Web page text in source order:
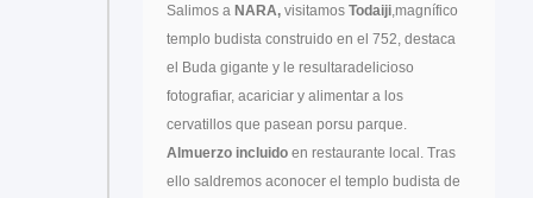
Salimos a NARA, visitamos Todaiji,magnífico
templo budista construido en el 752, destaca
el Buda gigante y le resultaradelicioso
fotografiar, acariciar y alimentar a los
cervatillos que pasean porsu parque.
Almuerzo incluido en restaurante local. Tras
ello saldremos aconocer el templo budista de